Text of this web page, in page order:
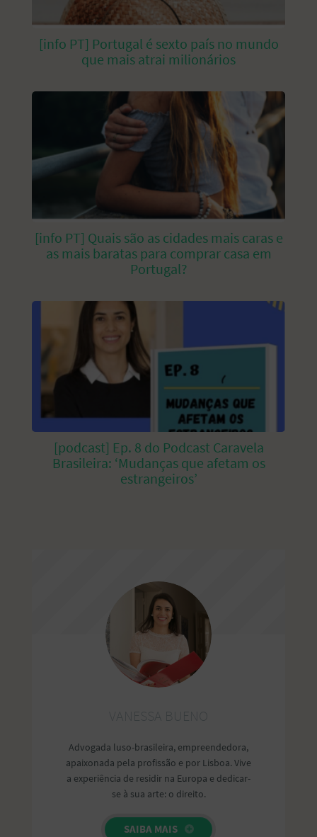
[info PT] Portugal é sexto país no mundo
que mais atrai milionários
[info PT] Quais são as cidades mais caras e
as mais baratas para comprar casa em
Portugal?
[podcast] Ep. 8 do Podcast Caravela
Brasileira: ‘Mudanças que afetam os
estrangeiros’
Advogada luso-brasileira, empreendedora,
apaixonada pela profissão e por Lisboa. Vive
a experiência de residir na Europa e dedicar-
se à sua arte: o direito.
SAIBA MAIS